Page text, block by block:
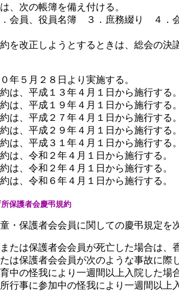
次の帳簿を備え付ける。
会員、役員名簿 ３．庶務綴り ４．
を改正しようとするときは、総会の決
年５月２８日より実施する。
は、平成１３年４月１日から施行する
は、平成１９年４月１日から施行する
は、平成２７年４月１日から施行する
は、平成２９年４月１日から施行する
は、平成３１年４月１日から施行する
は、令和２年４月１日から施行する。
は、令和２年４月１日から施行する。
は、令和６年４月１日から施行する。
保護者会慶弔規約
・保護者会会員に関しての慶弔規定を
たは保護者会会員が死亡した場合は、
は保護者会会員が次のような事故に際
中の怪我により一週間以上入院した場
行事に参加中の怪我により一週間以上